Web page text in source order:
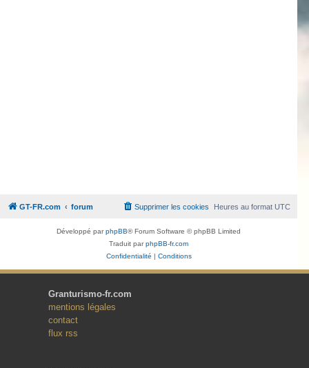
GT-FR.com forum Heures au formatUTC
Supprimer les cookies
Développé parphpBB® Forum Software © phpBB Limited
Traduit parphpBB-fr.com
Confidentialité
Conditions
Granturismo-fr.com
mentions légales
contact
flux rss